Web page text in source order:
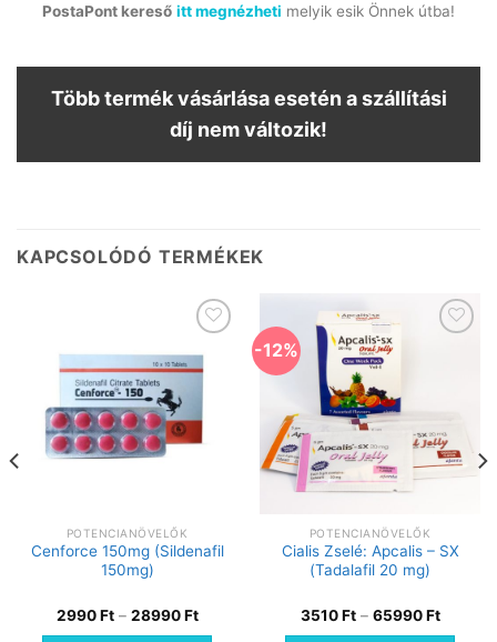
PostaPont kereső itt megnézheti melyik esik Önnek útba!
Több termék vásárlása esetén a szállítási
díj nem változik!
KAPCSOLÓDÓ TERMÉKEK
POTENCIANÖVELŐK
Cenforce 150mg (Sildenafil
150mg)
2990Ft– 28990Ft
-12% Kedvencekhez
POTENCIANÖVELŐK
Cialis Zselé: Apcalis – SX
(Tadalafil 20 mg)
3510Ft– 65990Ft